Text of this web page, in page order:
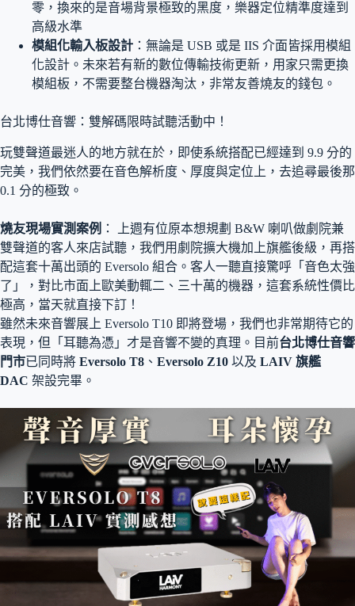
零，換來的是音場背景極致的黑度，樂器定位精準度達到
高級水準
模組化輸入板設計 ：無論是 USB 或是 IIS 介面皆採用模組
化設計。未來若有新的數位傳輸技術更新，用家只需更換
模組板，不需要整台機器淘汰，非常友善燒友的錢包。
台北博仕音響：雙解碼限時試聽活動中！
玩雙聲道最迷人的地方就在於，即使系統搭配已經達到 9.9 分的
完美，我們依然要在音色解析度、厚度與定位上，去追尋最後那
0.1 分的極致 。
燒友現場實測案例 ： 上週有位原本想規劃 B&W 喇叭做劇院兼
雙聲道的客人來店試聽，我們用劇院擴大機加上旗艦後級，再搭
配這套十萬出頭的 Eversolo 組合 。客人一聽直接驚呼「音色太強
了」，對比市面上歐美動輒二、三十萬的機器，這套系統性價比
極高，當天就直接下訂！
雖然未來音響展上 Eversolo T10 即將登場，我們也非常期待它的
表現，但「耳聽為憑」才是音響不變的真理 。目前台北博仕音響
門市已同時將 Eversolo T8 、 Eversolo Z10 以及 LAIV 旗艦
DAC 架設完畢 。